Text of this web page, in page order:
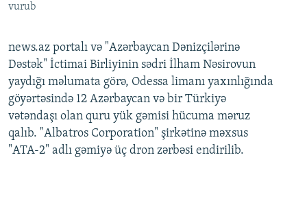
vurub
news.az portalı və "Azərbaycan Dənizçilərinə
Dəstək" İctimai Birliyinin sədri İlham Nəsirovun
yaydığı məlumata görə, Odessa limanı yaxınlığında
göyərtəsində 12 Azərbaycan və bir Türkiyə
vətəndaşı olan quru yük gəmisi hücuma məruz
qalıb. "Albatros Corporation" şirkətinə məxsus
"ATA-2" adlı gəmiyə üç dron zərbəsi endirilib.